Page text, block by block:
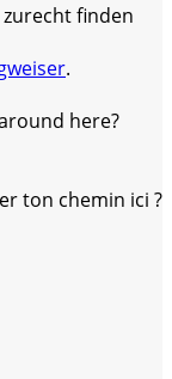
finden
.
here?
ton chemin ici ?